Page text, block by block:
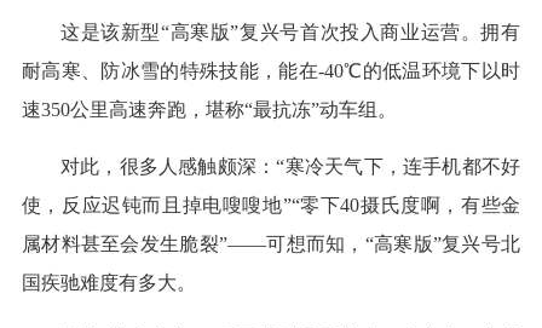
这是该新型“高寒版”复兴号首次投入商业运营。拥有
耐高寒、防冰雪的特殊技能，能在-40℃的低温环境下以时
速350公里高速奔跑，堪称“最抗冻”动车组。
对此，很多人感触颇深：“寒冷天气下，连手机都不好
使，反应迟钝而且掉电嗖嗖地”“零下40摄氏度啊，有些金
属材料甚至会发生脆裂”——可想而知，“高寒版”复兴号北
国疾驰难度有多大。